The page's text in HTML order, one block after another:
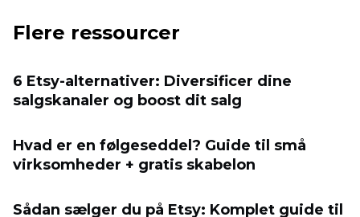
Flere ressourcer
6 Etsy-alternativer: Diversificer dine
salgskanaler og boost dit salg
Hvad er en følgeseddel? Guide til små
virksomheder + gratis skabelon
Sådan sælger du på Etsy: Komplet guide til